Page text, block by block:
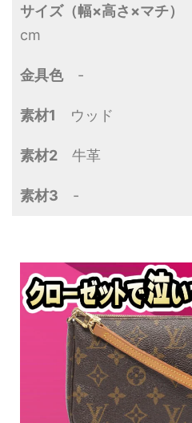
サイズ（幅×高さ×マチ）
cm
金具色-
素材1 ウッド
素材2 牛革
素材3 -